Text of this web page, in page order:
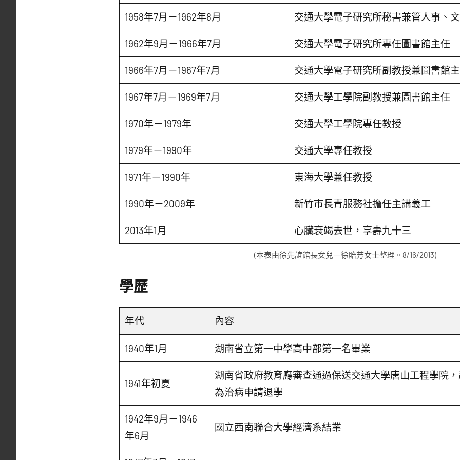
1958年7月－1962年8月 交通大學電子研究所秘書兼管人事、
1962年9月－1966年7月 交通大學電子研究所專任圖書館主任
1966年7月－1967年7月 交通大學電子研究所副教授兼圖書館
1967年7月－1969年7月 交通大學工學院副教授兼圖書館主任
1970年－1979年 交通大學工學院專任教授
1979年－1990年 交通大學專任教授
1971年－1990年 東海大學兼任教授
1990年－2009年 新竹市長青服務社擔任主講義工
2013年1月 心臟衰竭去世，享壽九十三
(本表由徐先誼館長女兒－徐貽芳女士整理。8/16/2013)
學歷
年代 內容
1940年1月 湖南省立第一中學高中部第一名畢業
1941年初夏
湖南省政府教育廳審查通過保送交通大學唐山工程學院
為治病申請退學
1942年9月－1946
年6月
國立西南聯合大學經濟系結業